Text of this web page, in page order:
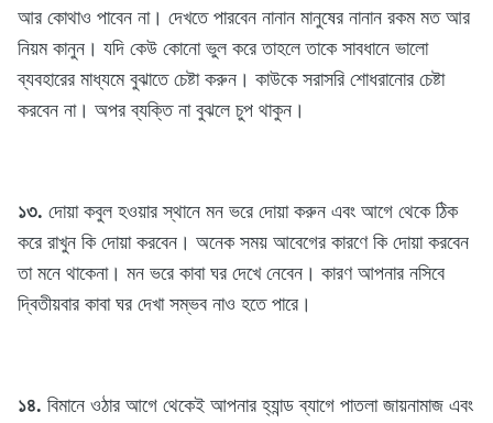
আর কোথাও পাবেন না। দেখতে পারবেন নানান মানুষের নানান রকম মত আর
নিয়ম কানুন। যদি কেউ কোনো ভুল করে তাহলে তাকে সাবধানে ভালো
ব্যবহারের মাধ্যমে বুঝাতে চেষ্টা করুন। কাউকে সরাসরি শোধরানোর চেষ্টা
করবেন না। অপর ব্যক্তি না বুঝলে চুপ থাকুন।
১৩. দোয়া কবুল হওয়ার স্থানে মন ভরে দোয়া করুন এবং আগে থেকে ঠিক
করে রাখুন কি দোয়া করবেন। অনেক সময় আবেগের কারণে কি দোয়া করবেন
তা মনে থাকেনা। মন ভরে কাবা ঘর দেখে নেবেন। কারণ আপনার নসিবে
দ্বিতীয়বার কাবা ঘর দেখা সম্ভব নাও হতে পারে।
১৪. বিমানে ওঠার আগে থেকেই আপনার হ্যান্ড ব্যাগে পাতলা জায়নামাজ এবং